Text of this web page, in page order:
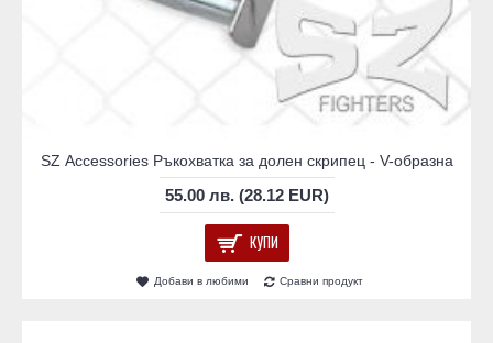
SZ Accessories Ръкохватка за долен скрипец - V-образна
55.00 лв. (28.12 EUR)
КУПИ
Добави в любими Сравни продукт